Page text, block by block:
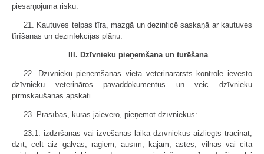
piesārņojuma risku.
21. Kautuves telpas tīra, mazgā un dezinficē saskaņā ar kautuves
tīrīšanas un dezinfekcijas plānu.
III. Dzīvnieku pieņemšana un turēšana
22. Dzīvnieku pieņemšanas vietā veterinārārsts kontrolē ievesto
dzīvnieku veterināros pavaddokumentus un veic dzīvnieku
pirmskaušanas apskati.
23. Prasības, kuras jāievēro, pieņemot dzīvniekus:
23.1. izdzīšanas vai izvešanas laikā dzīvniekus aizliegts tracināt,
dzīt, celt aiz galvas, ragiem, ausīm, kājām, astes, vilnas vai citā